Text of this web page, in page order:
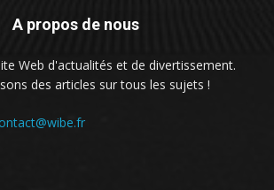
A propos de nous
Web d'actualités et de divertissement.
des articles sur tous les sujets !